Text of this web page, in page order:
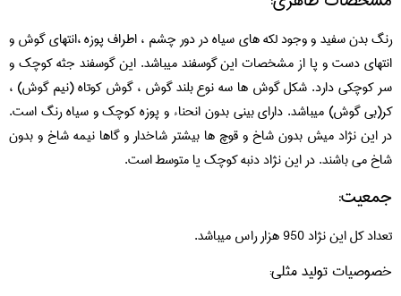
رنگ بدن سفید و وجود لکه های سیاه در دور چشم ، اطراف پوزه ،انتهای گوش و
انتهای دست و پا از مشخصات این گوسفند میباشد. این گوسفند جثه کوچک و
سر کوچکی دارد. شکل گوش ها سه نوع بلند گوش ، گوش کوتاه (نیم گوش) ،
کر(بی گوش) میباشد. دارای بینی بدون انحناء و پوزه کوچک و سیاه رنگ است.
در این نژاد میش بدون شاخ و قوچ ها بیشتر شاخدار و گاها نیمه شاخ و بدون
شاخ می باشند. در این نژاد دنبه کوچک یا متوسط است.
جمعیت:
تعداد کل این نژاد 950 هزار راس میباشد.
خصوصیات تولید مثلی: